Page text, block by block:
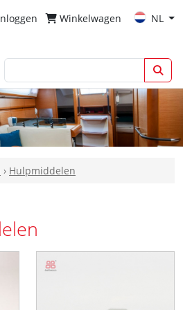
Winkelwagen NL
› Hulpmiddelen